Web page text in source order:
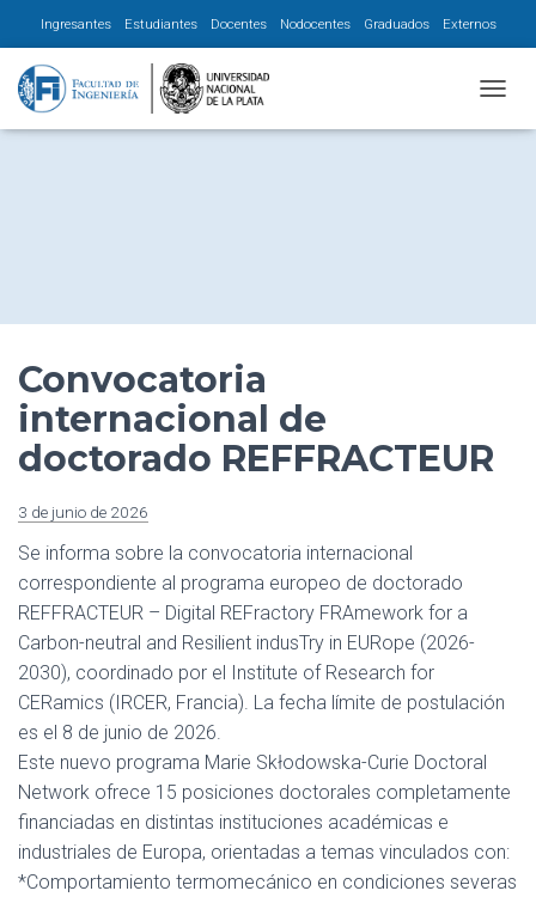
Ingresantes Estudiantes Docentes Nodocentes Graduados Externos
Convocatoria
internacional de
doctorado REFFRACTEUR
3 de junio de 2026
Se informa sobre la convocatoria internacional
correspondiente al programa europeo de doctorado
REFFRACTEUR – Digital REFractory FRAmework for a
Carbon-neutral and Resilient indusTry in EURope (2026-
2030), coordinado por el Institute of Research for
CERamics (IRCER, Francia). La fecha límite de postulación
es el 8 de junio de 2026.
Este nuevo programa Marie Skłodowska-Curie Doctoral
Network ofrece 15 posiciones doctorales completamente
financiadas en distintas instituciones académicas e
industriales de Europa, orientadas a temas vinculados con:
*Comportamiento termomecánico en condiciones severas